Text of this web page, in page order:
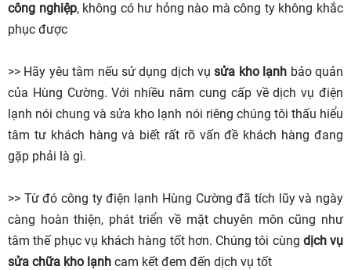
công nghiệp, không có hư hỏng nào mà công ty không khắc
phục được
>> Hãy yêu tâm nếu sử dụng dịch vụsửa kho lạnh bảo quản
của Hùng Cường. Với nhiều năm cung cấp về dịch vụ điện
lạnh nói chung và sửa kho lạnh nói riêng chúng tôi thấu hiểu
tâm tư khách hàng và biết rất rõ vấn đề khách hàng đang
gặp phải là gì.
>> Từ đó công ty điện lạnh Hùng Cường đã tích lũy và ngày
càng hoàn thiện, phát triển về mặt chuyên môn cũng như
tâm thế phục vụ khách hàng tốt hơn. Chúng tôi cùng dịch vụ
sửa chữa kho lạnh cam kết đem đến dịch vụ tốt